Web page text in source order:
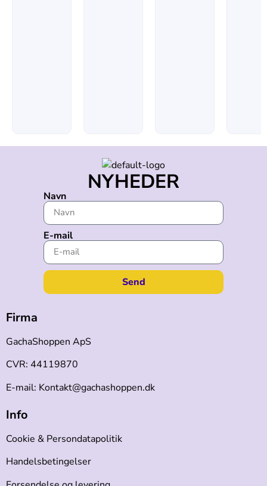
NYHEDER
Navn
E-mail
Send
Firma
GachaShoppen ApS
CVR: 44119870
E-mail: Kontakt@gachashoppen.dk
Info
Cookie & Persondatapolitik
Handelsbetingelser